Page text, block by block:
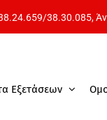
/38.30.085,
Εξετάσεων